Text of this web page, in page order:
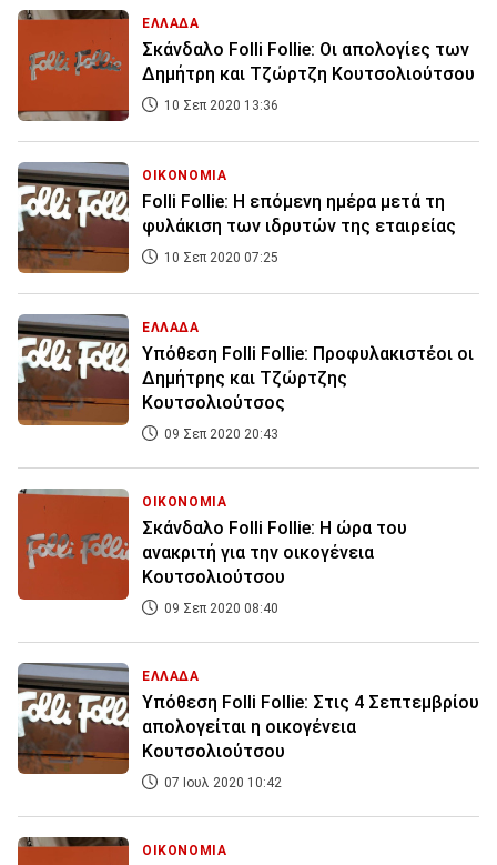
ΕΛΛΑΔΑ
Σκάνδαλο Folli Follie: Οι απολογίες των
Δημήτρη και Τζώρτζη Κουτσολιούτσου
10 Σεπ 2020 13:36
ΟΙΚΟΝΟΜΙΑ
Folli Follie: Η επόμενη ημέρα μετά τη
φυλάκιση των ιδρυτών της εταιρείας
10 Σεπ 2020 07:25
ΕΛΛΑΔΑ
Υπόθεση Folli Follie: Προφυλακιστέοι οι
Δημήτρης και Τζώρτζης
Κουτσολιούτσος
09 Σεπ 2020 20:43
ΟΙΚΟΝΟΜΙΑ
Σκάνδαλο Folli Follie: Η ώρα του
ανακριτή για την οικογένεια
Κουτσολιούτσου
09 Σεπ 2020 08:40
ΕΛΛΑΔΑ
Υπόθεση Folli Follie: Στις 4 Σεπτεμβρίου
απολογείται η οικογένεια
Κουτσολιούτσου
07 Ιουλ 2020 10:42
ΟΙΚΟΝΟΜΙΑ